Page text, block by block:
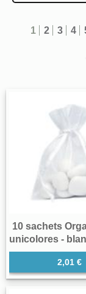
1 2 3 4
10 sachets
unicolores -
2,01 €